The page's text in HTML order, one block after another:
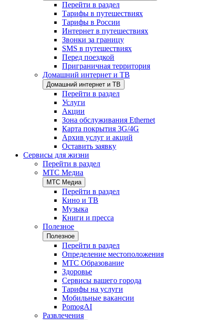
Перейти в раздел
Тарифы в путешествиях
Тарифы в России
Интернет в путешествиях
Звонки за границу
SMS в путешествиях
Перед поездкой
Приграничная территория
Домашний интернет и ТВ
Домашний интернет и ТВ
Перейти в раздел
Услуги
Акции
Зона обслуживания Ethernet
Карта покрытия 3G/4G
Архив услуг и акций
Оставить заявку
Сервисы для жизни
Перейти в раздел
МТС Медиа
МТС Медиа
Перейти в раздел
Кино и ТВ
Музыка
Книги и пресса
Полезное
Полезное
Перейти в раздел
Определение местоположения
МТС Образование
Здоровье
Сервисы вашего города
Тарифы на услуги
Мобильные вакансии
PomogAI
Развлечения